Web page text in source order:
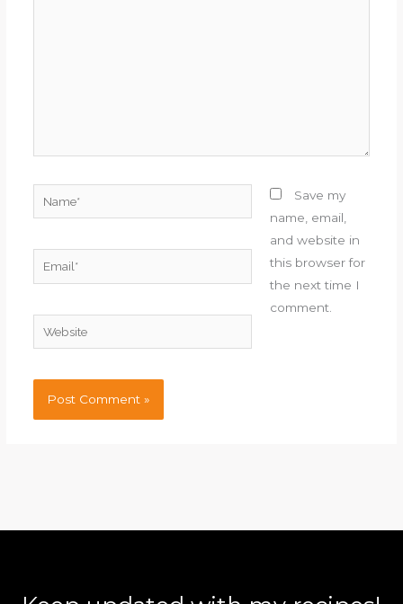
Email*
Website
Save my
name, email,
and website in
this browser for
the next time I
comment.